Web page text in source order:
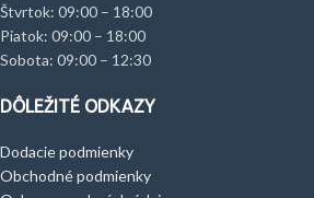
Štvrtok: 09:00 – 18:00
Piatok: 09:00 – 18:00
Sobota: 09:00 – 12:30
DÔLEŽITÉ ODKAZY
Dodacie podmienky
Obchodné podmienky